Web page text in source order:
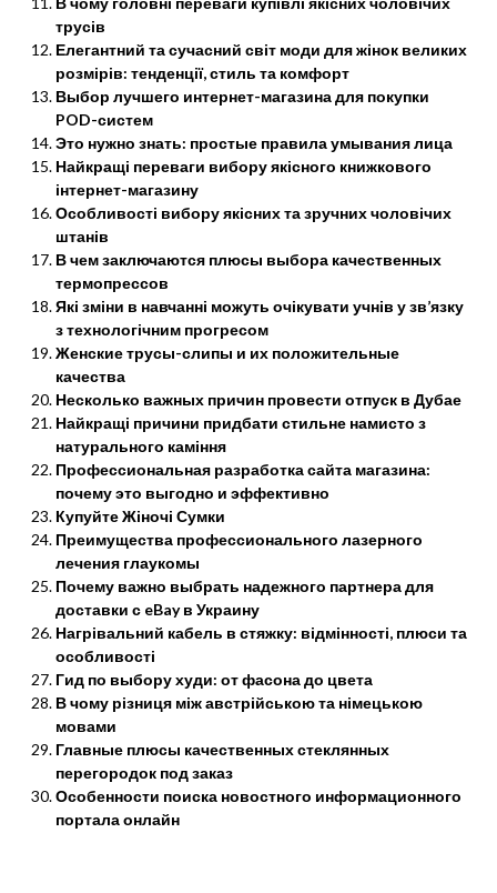
трусів
Елегантний та сучасний світ моди для жінок великих
розмірів: тенденції, стиль та комфорт
Выбор лучшего интернет-магазина для покупки
POD-систем
Это нужно знать: простые правила умывания лица
Найкращі переваги вибору якісного книжкового
інтернет-магазину
Особливості вибору якісних та зручних чоловічих
штанів
В чем заключаются плюсы выбора качественных
термопрессов
Які зміни в навчанні можуть очікувати учнів у зв’язку
з технологічним прогресом
Женские трусы-слипы и их положительные
качества
Несколько важных причин провести отпуск в Дубае
Найкращі причини придбати стильне намисто з
натурального каміння
Профессиональная разработка сайта магазина:
почему это выгодно и эффективно
Купуйте Жіночі Сумки
Преимущества профессионального лазерного
лечения глаукомы
Почему важно выбрать надежного партнера для
доставки с eBay в Украину
Нагрівальний кабель в стяжку: відмінності, плюси та
особливості
Гид по выбору худи: от фасона до цвета
В чому різниця між австрійською та німецькою
мовами
Главные плюсы качественных стеклянных
перегородок под заказ
Особенности поиска новостного информационного
портала онлайн